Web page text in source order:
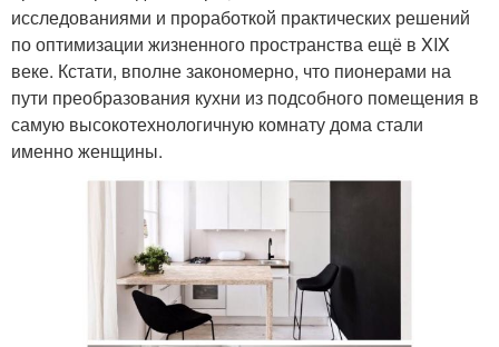
исследованиями и проработкой практических решений
по оптимизации жизненного пространства ещё в XIX
веке. Кстати, вполне закономерно, что пионерами на
пути преобразования кухни из подсобного помещения в
самую высокотехнологичную комнату дома стали
именно женщины.